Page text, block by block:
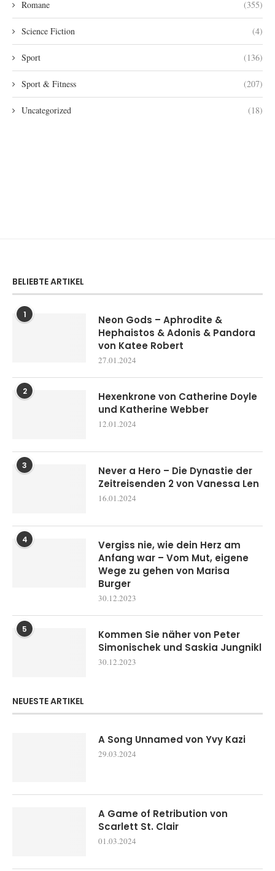
Romane (355)
Science Fiction (4)
Sport (136)
Sport & Fitness (207)
Uncategorized (18)
BELIEBTE ARTIKEL
1
Neon Gods – Aphrodite &
Hephaistos & Adonis & Pandora
von Katee Robert
27.01.2024
2
Hexenkrone von Catherine Doyle
und Katherine Webber
12.01.2024
3
Never a Hero – Die Dynastie der
Zeitreisenden 2 von Vanessa Len
16.01.2024
4
Vergiss nie, wie dein Herz am
Anfang war – Vom Mut, eigene
Wege zu gehen von Marisa
Burger
30.12.2023
5
Kommen Sie näher von Peter
Simonischek und Saskia Jungnikl
30.12.2023
NEUESTE ARTIKEL
A Song Unnamed von Yvy Kazi
29.03.2024
A Game of Retribution von
Scarlett St. Clair
01.03.2024